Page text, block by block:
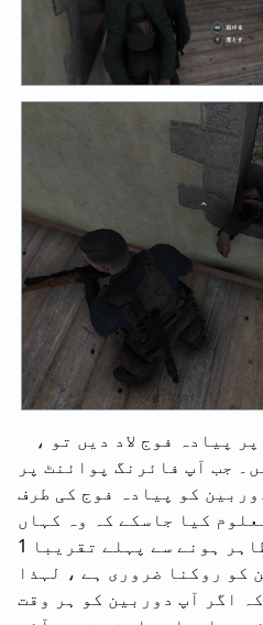
پیادہ فوج لاد دیں تو ،
جب آپ فائرنگ پوائنٹ پر
کو پیادہ فوج کی طرف
کیا جاسکے کہ وہ کہاں
ہیں۔ دشمن کی معلومات ظاہر ہونے سے پہلے تقریبا 1
کو روکنا ضروری ہے ، لہذا
اگر آپ دوربین کو ہر وقت